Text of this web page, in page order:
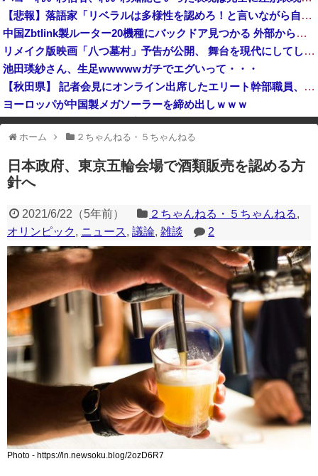
【悲報】落語家「リベラルは多様性を認めろ！と言いながら自分達と違う意見には執拗に攻撃してくる！」ｗｗｗｗｗｗｗｗｗｗｗｗｗｗ
中国Zbtlink製ルーター20機種にバックドア見つかる 外部から完全制御のおそれ
リメイク版映画「八つ墓村」予告が公開、 舞台を現代にしてしまってかなりダメダ 監督は清水崇
池田瑛紗さん、生足wwwwwガチでエグいって・・・
【秋田県】 記者会見にオンライン出席したエリート幹部職員、バスローブ姿でタバコを吸いながら説明 県が聞き取りへ
ヨーロッパが中国製メガソーラーを締め出しｗｗｗ
韓国サッカーのイメージが墜落
一部のコンテンツが表示されなくなったり、サイト全体のレイアウトが崩れ
たりする場合があります。
ホーム ２ちゃんねる・５ちゃんねる
日本政府、東京五輪会場で酒類販売を認める方
針へ
2021/6/22 （5年前） ２ちゃんねる・５ちゃんねる,
オリンピック, ニュース, 議論, 雑談 2
Photo - https://ln.newsoku.blog/2ozD6R7